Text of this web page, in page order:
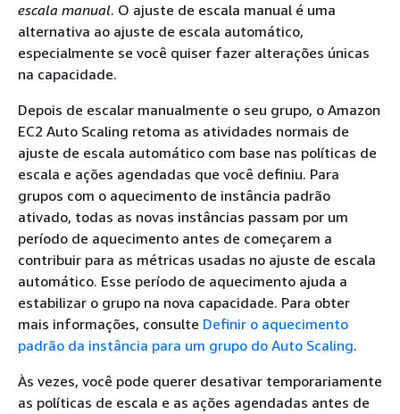
escala manual. O ajuste de escala manual é uma
alternativa ao ajuste de escala automático,
especialmente se você quiser fazer alterações únicas
na capacidade.
Depois de escalar manualmente o seu grupo, o Amazon
EC2 Auto Scaling retoma as atividades normais de
ajuste de escala automático com base nas políticas de
escala e ações agendadas que você definiu. Para
grupos com o aquecimento de instância padrão
ativado, todas as novas instâncias passam por um
período de aquecimento antes de começarem a
contribuir para as métricas usadas no ajuste de escala
automático. Esse período de aquecimento ajuda a
estabilizar o grupo na nova capacidade. Para obter
mais informações, consulte Definir o aquecimento
padrão da instância para um grupo do Auto Scaling.
Às vezes, você pode querer desativar temporariamente
as políticas de escala e as ações agendadas antes de